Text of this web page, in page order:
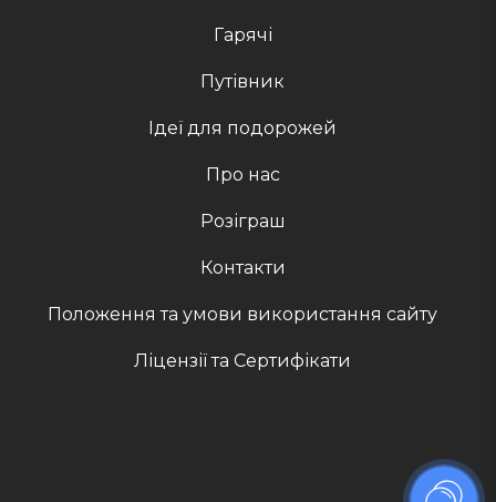
Гарячі
Путівник
Ідеї для подорожей
Про нас
Розіграш
Контакти
Положення та умови використання сайту
Ліцензії та Сертифікати